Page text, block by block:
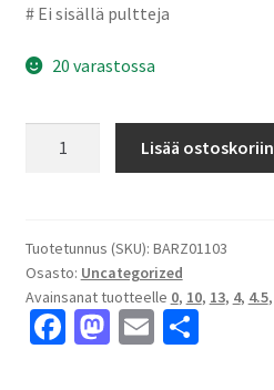
# Ei sisällä pultteja
20 varastossa
4x100
ET30
keskireikä:57.1
määrä
Lisää ostoskoriin
Tuotetunnus (SKU): BARZ01103
Osasto: Uncategorized
Avainsanat tuotteelle 0, 10, 13, 4, 4.5,
Fa M E S